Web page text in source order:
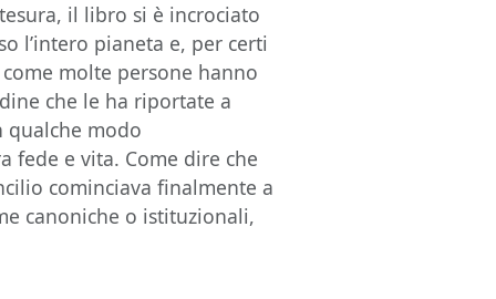
il libro si è incrociato
l’intero pianeta e, per certi
molte persone hanno
che le ha riportate a
qualche modo
fede e vita. Come dire che
cominciava finalmente a
canoniche o istituzionali,